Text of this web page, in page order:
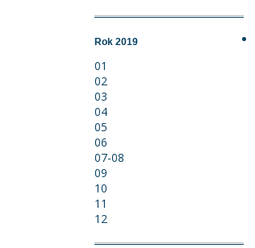
Rok 2019
01
02
03
04
05
06
07-08
09
10
11
12